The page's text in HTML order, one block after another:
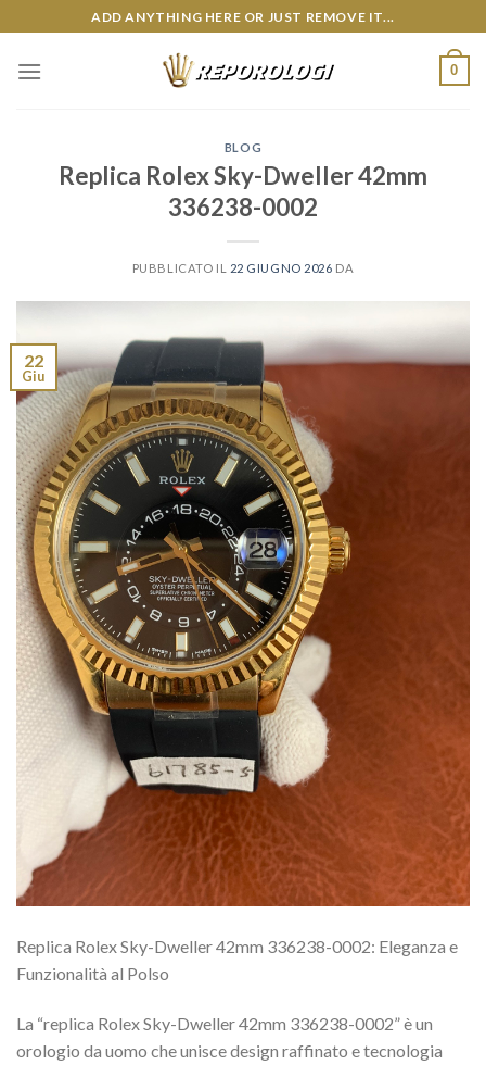
to
content
ADD ANYTHING HERE OR JUST REMOVE IT...
0
BLOG
Replica Rolex Sky-Dweller 42mm
336238-0002
PUBBLICATO IL 22 GIUGNO 2026 DA
22
Giu
Replica Rolex Sky-Dweller 42mm 336238-0002: Eleganza e
Funzionalità al Polso
La “replica Rolex Sky-Dweller 42mm 336238-0002” è un
orologio da uomo che unisce design raffinato e tecnologia